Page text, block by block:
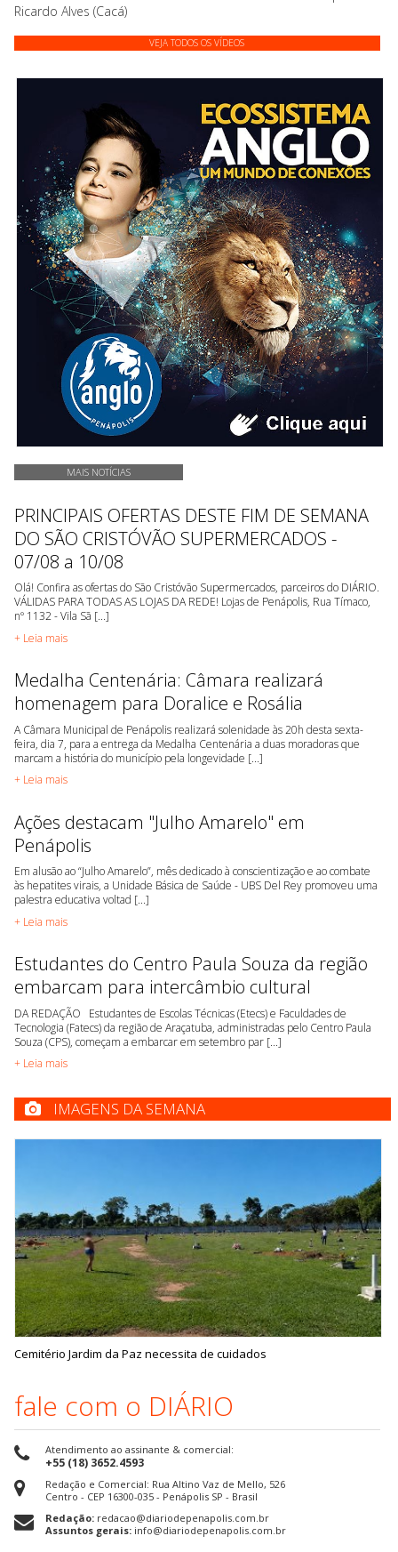
Ricardo Alves (Cacá)
VEJA TODOS OS VÍDEOS
MAIS NOTÍCIAS
PRINCIPAIS OFERTAS DESTE FIM DE SEMANA
DO SÃO CRISTÓVÃO SUPERMERCADOS -
07/08 a 10/08
Olá! Confira as ofertas do São Cristóvão Supermercados, parceiros do DIÁRIO.
VÁLIDAS PARA TODAS AS LOJAS DA REDE! Lojas de Penápolis, Rua Tímaco,
nº 1132 - Vila Sã [...]
+ Leia mais
Medalha Centenária: Câmara realizará
homenagem para Doralice e Rosália
A Câmara Municipal de Penápolis realizará solenidade às 20h desta sexta-
feira, dia 7, para a entrega da Medalha Centenária a duas moradoras que
marcam a história do município pela longevidade [...]
+ Leia mais
Ações destacam "Julho Amarelo" em
Penápolis
Em alusão ao “Julho Amarelo”, mês dedicado à conscientização e ao combate
às hepatites virais, a Unidade Básica de Saúde - UBS Del Rey promoveu uma
palestra educativa voltad [...]
+ Leia mais
Estudantes do Centro Paula Souza da região
embarcam para intercâmbio cultural
DA REDAÇÃO Estudantes de Escolas Técnicas (Etecs) e Faculdades de
Tecnologia (Fatecs) da região de Araçatuba, administradas pelo Centro Paula
Souza (CPS), começam a embarcar em setembro par [...]
+ Leia mais
IMAGENS DA SEMANA
Cemitério Jardim da Paz necessita de cuidados
fale com o DIÁRIO
Atendimento ao assinante & comercial:
+55 (18) 3652.4593
Redação e Comercial: Rua Altino Vaz de Mello, 526
Centro - CEP 16300-035 - Penápolis SP - Brasil
Redação: redacao@diariodepenapolis.com.br
Assuntos gerais: info@diariodepenapolis.com.br